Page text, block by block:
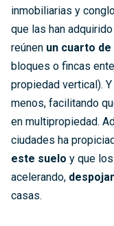
inmobiliarias y
que las han
reúnen un cuarto
bloques o fincas
propiedad vertical).
menos, facilitando
en multipropiedad.
ciudades ha
este suelo y que
acelerando,
casas.